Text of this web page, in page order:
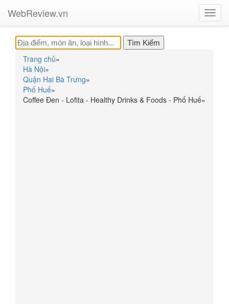
WebReview.vn
Trang chủ»
Hà Nội»
Quận Hai Bà Trưng»
Phố Huế»
Coffee Đen - Lofita - Healthy Drinks & Foods - Phố Huế»